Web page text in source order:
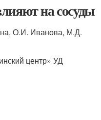
на сосуды
О.И. Иванова, М.Д.
центр» УД